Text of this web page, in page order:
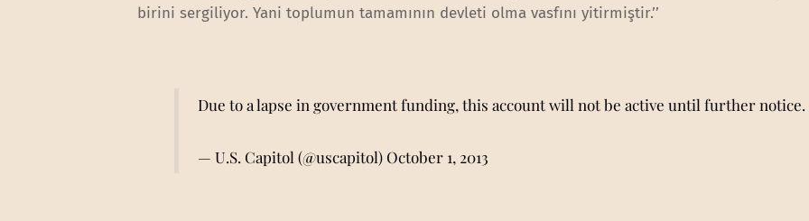
birini sergiliyor. Yani toplumun tamamının devleti olma vasfını yitirmiştir.’’
Due to a lapse in government funding, this account will not be active until further notice.
— U.S. Capitol (@uscapitol) October 1, 2013